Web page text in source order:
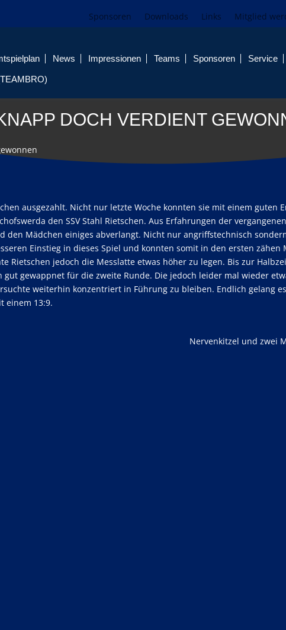
Sponsoren Downloads Links Mitglied
News Impressionen Teams Sponsoren Service
DOCH VERDIENT
ausgezahlt. Nicht nur letzte Woche konnten sie mit einem guten
den SSV Stahl Rietschen. Aus Erfahrungen der
den Mädchen einiges abverlangt. Nicht nur angriffstechnisch
Einstieg in dieses Spiel und konnten somit in den ersten zähen
Rietschen jedoch die Messlatte etwas höher zu legen. Bis zur
gewappnet für die zweite Runde. Die jedoch leider mal wieder
weiterhin konzentriert in Führung zu bleiben. Endlich gelang
einem 13:9.
Nervenkitzel und zwei